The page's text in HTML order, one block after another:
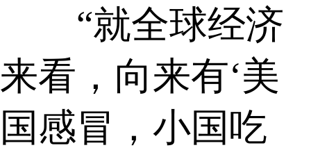
“就全球经济
来看，向来有‘美
国感冒，小国吃